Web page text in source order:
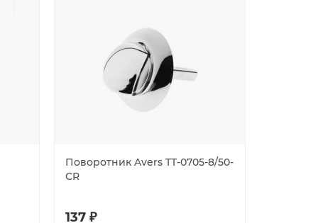
Поворотник Avers TT-0705-8/50-
CR
137 ₽